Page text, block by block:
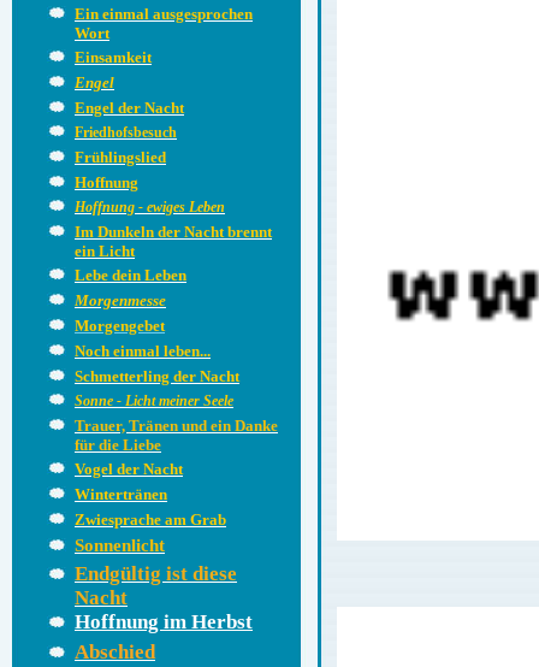
Ein einmal ausgesprochen
Wort
Einsamkeit
Engel
Engel der Nacht
Friedhofsbesuch
Frühlingslied
Hoffnung
Hoffnung - ewiges Leben
Im Dunkeln der Nacht brennt
ein Licht
Lebe dein Leben
Morgenmesse
Morgengebet
Noch einmal leben...
Schmetterling der Nacht
Sonne - Licht meiner Seele
Trauer, Tränen und ein Danke
für die Liebe
Vogel der Nacht
Wintertränen
Zwiesprache am Grab
Sonnenlicht
Endgültig ist diese
Nacht
Hoffnung im Herbst
Abschied